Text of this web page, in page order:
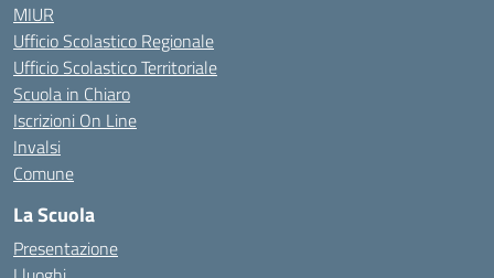
MIUR
Ufficio Scolastico Regionale
Ufficio Scolastico Territoriale
Scuola in Chiaro
Iscrizioni On Line
Invalsi
Comune
La Scuola
Presentazione